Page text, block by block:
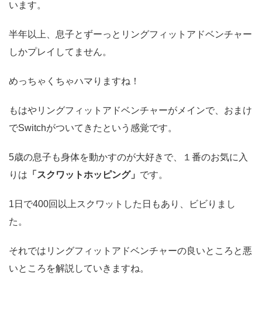
います。
半年以上、息子とずーっとリングフィットアドベンチャー
しかプレイしてません。
めっちゃくちゃハマりますね！
もはやリングフィットアドベンチャーがメインで、おまけ
でSwitchがついてきたという感覚です。
5歳の息子も身体を動かすのが大好きで、１番のお気に入
りは 「スクワットホッピング」 です。
1日で400回以上スクワットした日もあり、ビビりまし
た。
それではリングフィットアドベンチャーの良いところと悪
いところを解説していきますね。